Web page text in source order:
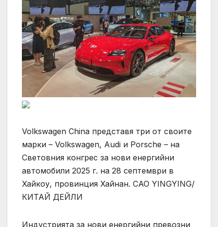
Volkswagen China представя три от своите
марки – Volkswagen, Audi и Porsche – на
Световния конгрес за нови енергийни
автомобили 2025 г. на 28 септември в
Хайкоу, провинция Хайнан. CAO YINGYING/
КИТАЙ ДЕЙЛИ
Индустрията за нови енергийни превозни